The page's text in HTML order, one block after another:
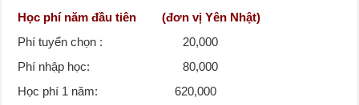
Học phí năm đầu tiên (đơn vị Yên Nhật)
Phí tuyển chọn : 20,000
Phí nhập học: 80,000
Học phí 1 năm: 620,000